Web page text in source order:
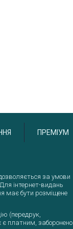
ПРЕМІУМ
за умови
інтернет-видань
має бути розміщене
(передрук,
є платним, заборонено